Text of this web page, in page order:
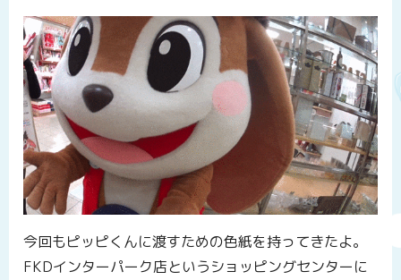
今回もピッピくんに渡すための色紙を持ってきたよ。
FKDインターパーク店というショッピングセンターに